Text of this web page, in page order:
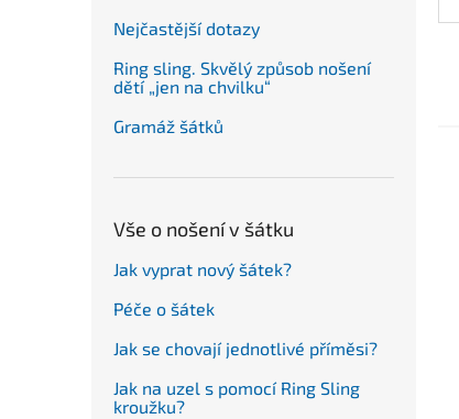
Nejčastější dotazy
Ring sling. Skvělý způsob nošení
dětí „jen na chvilku“
Gramáž šátků
Vše o nošení v šátku
Jak vyprat nový šátek?
Péče o šátek
Jak se chovají jednotlivé příměsi?
Jak na uzel s pomocí Ring Sling
kroužku?